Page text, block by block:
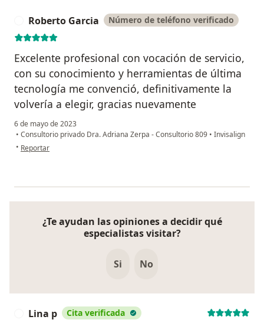
Roberto Garcia Número de teléfono verificado
Excelente profesional con vocación de servicio,
con su conocimiento y herramientas de última
tecnología me convenció, definitivamente la
volvería a elegir, gracias nuevamente
6 de mayo de 2023
• Consultorio privado Dra. Adriana Zerpa - Consultorio 809 • Invisalign
• en opinión del usuario Roberto Garcia
Reportar
¿Te ayudan las opiniones a decidir qué
especialistas visitar?
Si No
Lina p Cita verificada